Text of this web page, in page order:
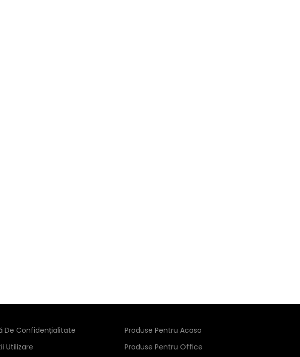
De Confidențialitate
Utilizare
Produse Pentru Acasa
Produse Pentru Office